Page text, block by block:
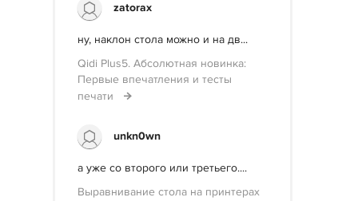
zatorax
ну, наклон стола можно и на дв...
Qidi Plus5. Абсолютная новинка:
Первые впечатления и тесты
печати
unkn0wn
а уже со второго или третьего....
Выравнивание стола на принтерах